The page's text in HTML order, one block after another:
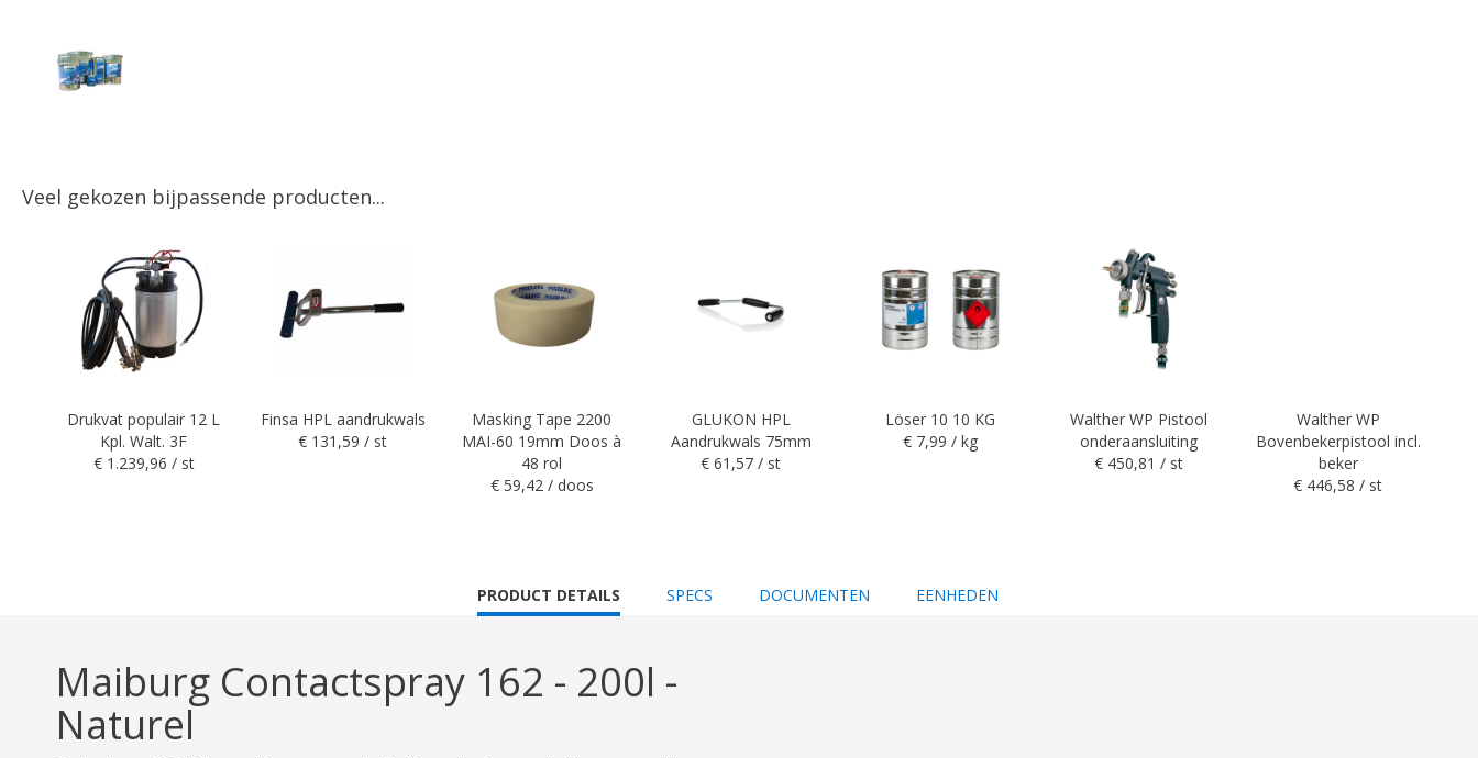
Veel gekozen bijpassende producten...
Drukvat populair 12 L
Kpl. Walt. 3F
€ 1.239,96 / st
Finsa HPL aandrukwals
€ 131,59 / st
Masking Tape 2200
MAI-60 19mm Doos à
48 rol
€ 59,42 / doos
GLUKON HPL
Aandrukwals 75mm
€ 61,57 / st
Löser 10 10 KG
€ 7,99 / kg
Walther WP Pistool
onderaansluiting
€ 450,81 / st
Walther WP
Bovenbekerpistool incl.
beker
€ 446,58 / st
CURRENT
TAB:
PRODUCT DETAILS SPECS DOCUMENTEN EENHEDEN
Maiburg Contactspray 162 - 200l -
Naturel